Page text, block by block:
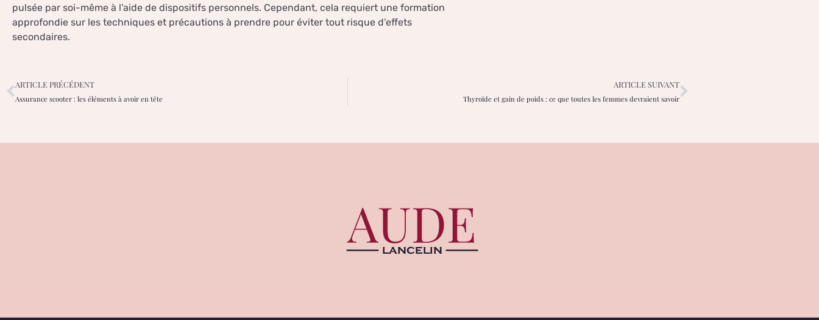
pulsée par soi-même à l’aide de dispositifs personnels. Cependant, cela requiert une formation
approfondie sur les techniques et précautions à prendre pour éviter tout risque d’effets
secondaires.
ARTICLE PRÉCÉDENT
Assurance scooter : les éléments à avoir en tête
ARTICLE SUIVANT
Thyroïde et gain de poids : ce que toutes les femmes devraient savoir